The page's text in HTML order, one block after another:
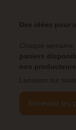
Des idées pour
Chaque
paniers
nos
Livraison sur
Recevoir les